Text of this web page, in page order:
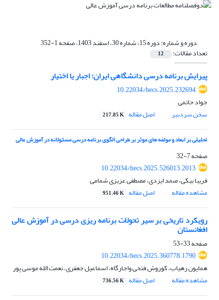
دوره و شماره:دوره 15، شماره 30، اسفند 1403، صفحه 1-352
تعداد مقالات: 12
پیرایش برنامه درسی دانشگاهی ایران؛ اجبار یا اختیار
10.22034/hecs.2025.232694
جواد حاتمی
سخن سردبیر
اصل مقاله 217.85 K
تحلیلی بر ابعاد و مولفه های موثر بر طراحی الگوی برنامه درسی مسئولانه در آموزش عالی
صفحه7-32
10.22034/hecs.2025.526013.2013
فریبا بیکی، صمد ایزدی، مصطفی عزیزی شمامی
مشاهده مقاله
اصل مقاله 951.46 K
رویکرد تاریخی بر سیر تحولات برنامه ریزی درسی در آموزش عالی
افغانستان
صفحه33-53
10.22034/hecs.2025.360778.1790
همایون رهیاب، کوروش فتحی واجارگاه، اسماعیل جعفری، نعمت الله موسی پور
مشاهده مقاله
اصل مقاله 736.56 K